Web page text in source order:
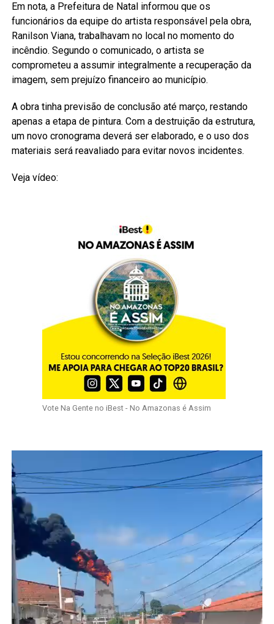
Em nota, a Prefeitura de Natal informou que os
funcionários da equipe do artista responsável pela obra,
Ranilson Viana, trabalhavam no local no momento do
incêndio. Segundo o comunicado, o artista se
comprometeu a assumir integralmente a recuperação da
imagem, sem prejuízo financeiro ao município.
A obra tinha previsão de conclusão até março, restando
apenas a etapa de pintura. Com a destruição da estrutura,
um novo cronograma deverá ser elaborado, e o uso dos
materiais será reavaliado para evitar novos incidentes.
Veja vídeo:
Vote Na Gente no iBest - No Amazonas é Assim
de
vídeo